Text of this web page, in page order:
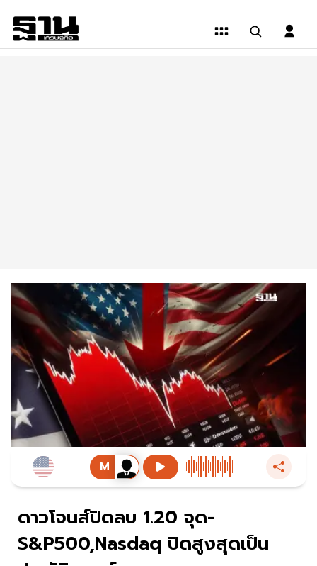
ดาวโจนส์ปิดลบ 1.20 จุด-
S&P500,Nasdaq ปิดสูงสุดเป็น